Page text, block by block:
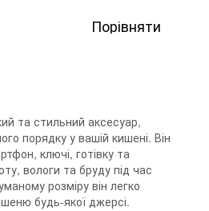
Порівняти
та стильний аксесуар,
порядку у вашій кишені. Він
ключі, готівку та
вологи та бруду під час
розміру він легко
будь-якої джерсі.